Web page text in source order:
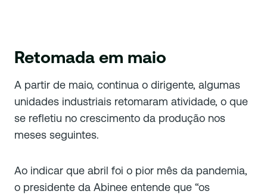
Retomada em maio
A partir de maio, continua o dirigente, algumas
unidades industriais retomaram atividade, o que
se refletiu no crescimento da produção nos
meses seguintes.
Ao indicar que abril foi o pior mês da pandemia,
o presidente da Abinee entende que “os